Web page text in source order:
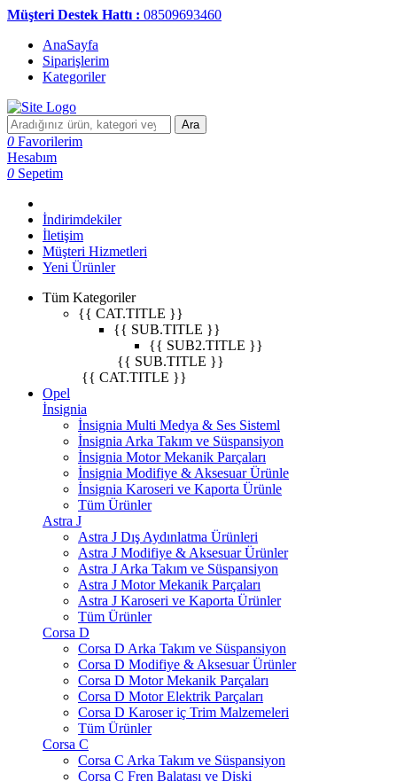
Müşteri Destek Hattı : 08509693460
AnaSayfa
Siparişlerim
Kategoriler
Ara
0 Favorilerim
Hesabım
0 Sepetim
İndirimdekiler
İletişim
Müşteri Hizmetleri
Yeni Ürünler
Tüm Kategoriler
{{ CAT.TITLE }}
{{ SUB.TITLE }}
{{ SUB2.TITLE }}
{{ SUB.TITLE }}
{{ CAT.TITLE }}
Opel
İnsignia
İnsignia Multi Medya & Ses Sisteml
İnsignia Arka Takım ve Süspansiyon
İnsignia Motor Mekanik Parçaları
İnsignia Modifiye & Aksesuar Ürünle
İnsignia Karoseri ve Kaporta Ürünle
Tüm Ürünler
Astra J
Astra J Dış Aydınlatma Ürünleri
Astra J Modifiye & Aksesuar Ürünler
Astra J Arka Takım ve Süspansiyon
Astra J Motor Mekanik Parçaları
Astra J Karoseri ve Kaporta Ürünler
Tüm Ürünler
Corsa D
Corsa D Arka Takım ve Süspansiyon
Corsa D Modifiye & Aksesuar Ürünler
Corsa D Motor Mekanik Parçaları
Corsa D Motor Elektrik Parçaları
Corsa D Karoser iç Trim Malzemeleri
Tüm Ürünler
Corsa C
Corsa C Arka Takım ve Süspansiyon
Corsa C Fren Balatası ve Diski